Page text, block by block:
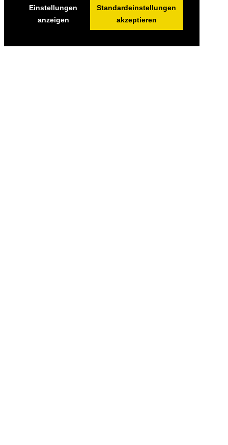
Einstellungen
anzeigen
Standardeinstellungen
akzeptieren